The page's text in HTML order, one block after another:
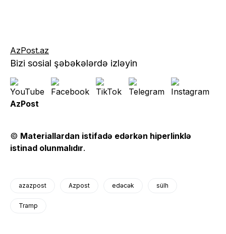
AzPost.az
Bizi sosial şəbəkələrdə izləyin
AzPost
© Materiallardan istifadə edərkən hiperlinklə
istinad olunmalıdır.
azazpost Azpost edəcək sülh
Tramp